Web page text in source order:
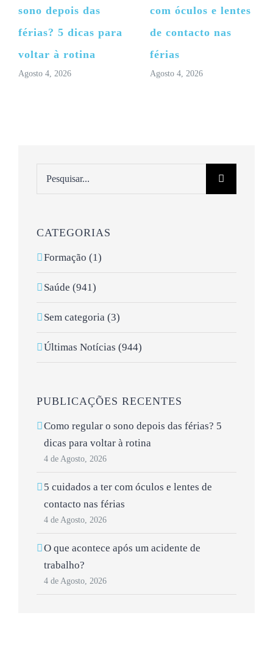
sono depois das
férias? 5 dicas para
voltar à rotina
Agosto 4, 2026
com óculos e lentes
de contacto nas
férias
Agosto 4, 2026
CATEGORIAS
Formação (1)
Saúde (941)
Sem categoria (3)
Últimas Notícias (944)
PUBLICAÇÕES RECENTES
Como regular o sono depois das férias? 5
dicas para voltar à rotina
4 de Agosto, 2026
5 cuidados a ter com óculos e lentes de
contacto nas férias
4 de Agosto, 2026
O que acontece após um acidente de
trabalho?
4 de Agosto, 2026